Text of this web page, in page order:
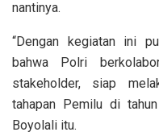
nantinya.
“Dengan kegiatan ini
bahwa Polri
stakeholder, siap
tahapan Pemilu di
Boyolali itu.